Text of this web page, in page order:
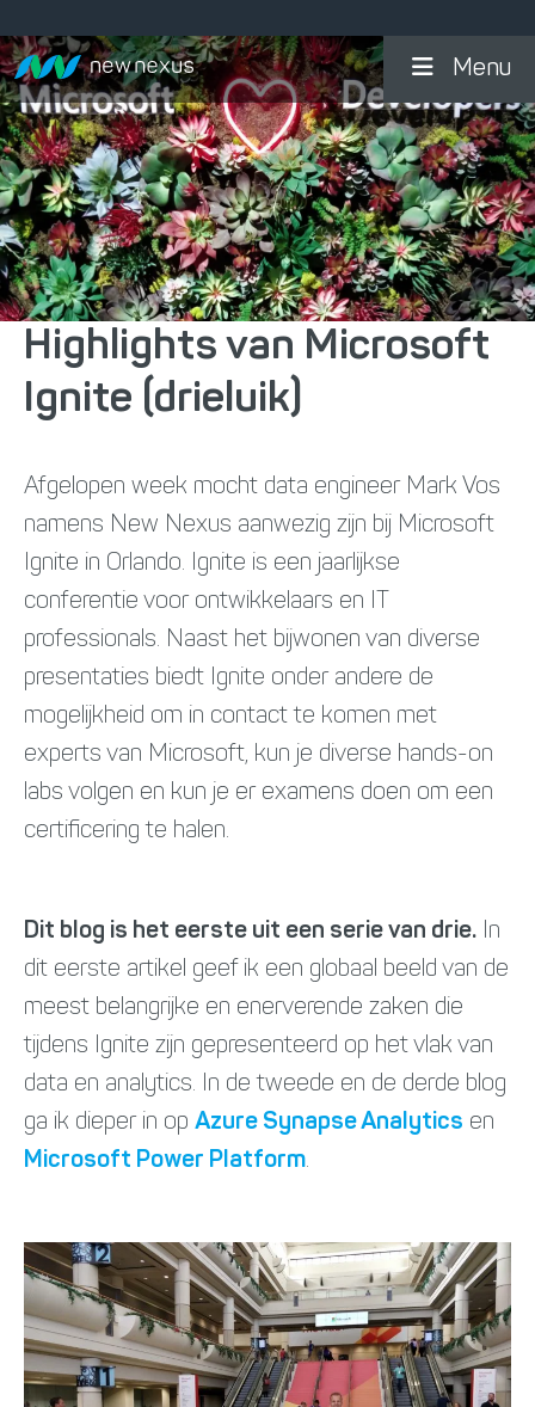
Menu
Highlights van Microsoft
Ignite (drieluik)
Afgelopen week mocht data engineer Mark Vos
namens New Nexus aanwezig zijn bij Microsoft
Ignite in Orlando. Ignite is een jaarlijkse
conferentie voor ontwikkelaars en IT
professionals. Naast het bijwonen van diverse
presentaties biedt Ignite onder andere de
mogelijkheid om in contact te komen met
experts van Microsoft, kun je diverse hands-on
labs volgen en kun je er examens doen om een
certificering te halen.
Dit blog is het eerste uit een serie van drie. In
dit eerste artikel geef ik een globaal beeld van de
meest belangrijke en enerverende zaken die
tijdens Ignite zijn gepresenteerd op het vlak van
data en analytics. In de tweede en de derde blog
ga ik dieper in op Azure Synapse Analytics en
Microsoft Power Platform.